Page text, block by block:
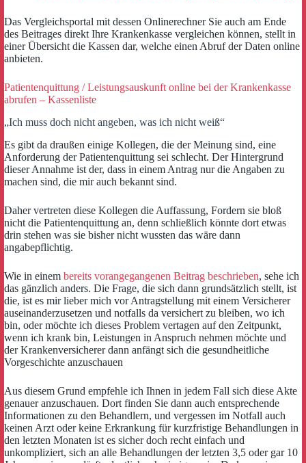
Das Vergleichsportal mit dessen Onlinerechner Sie auch am Ende
des Beitrages direkt Ihre Krankenkasse vergleichen können, stellt in
einer Übersicht die Kassen dar, welche einen Abruf der Daten online
anbieten.
Patientenquittung / Leistungsauskunft online bei der Krankenkasse
abrufen – Kassenliste
„Ich muss doch nicht angeben, was ich nicht weiß“
Es gibt da draußen einige Kollegen, die der Meinung sind, eine
Anforderung der Patientenquittung sei schlecht. Der Hintergrund
dieser Annahme ist der, dass in einem Antrag nur die Angaben zu
machen sind, die mir auch bekannt sind.
Daher vertreten diese Kollegen die Auffassung, Fordern sie bloß
nicht die Patientenquittung an, denn schließlich könnte dort etwas
drin stehen was sie bisher nicht wussten das wäre dann
angabepflichtig.
Wie in einem bereits vorangegangenen Beitrag beschrieben, sehe ich
das gänzlich anders. Die Frage, die sich dann grundsätzlich stellt, ist
die, ist es mir lieber mich vor Antragstellung mit einem Versicherer
auseinanderzusetzen und notfalls da versichert zu bleiben, wo ich
bin, oder möchte ich dieses Problem vertagen auf den Zeitpunkt,
wenn ich krank bin, Leistungen in Anspruch nehmen möchte und
der Krankenversicherer dann anfängt sich die gesundheitliche
Vorgeschichte anzuschauen
Aus diesem Grund empfehle ich Ihnen in jedem Fall sich diese Akte
genauer anzuschauen. Dort finden Sie dann auch entsprechende
Informationen zu den Behandlern, und vergessen im Notfall auch
keinen Arzt oder keine Erkrankung für kurzfristige Behandlungen in
den letzten Monaten ist es sicher doch recht einfach und
unkompliziert, sich an alle Behandlungen der letzten 3,5 oder gar 10